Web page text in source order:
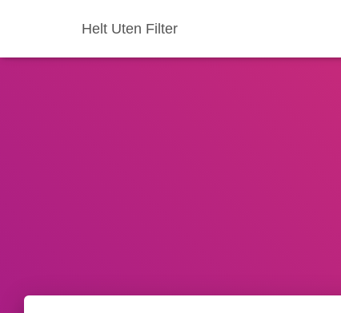
Helt Uten Filter